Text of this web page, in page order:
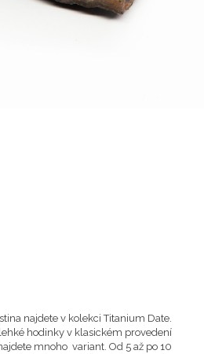
najdete v kolekci Titanium Date.
hodinky v klasickém provedení
mnoho variant. Od 5 až po 10